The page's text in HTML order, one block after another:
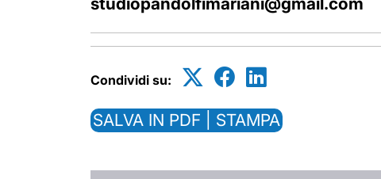
Condividi su:
SALVA IN PDF | STAMPA